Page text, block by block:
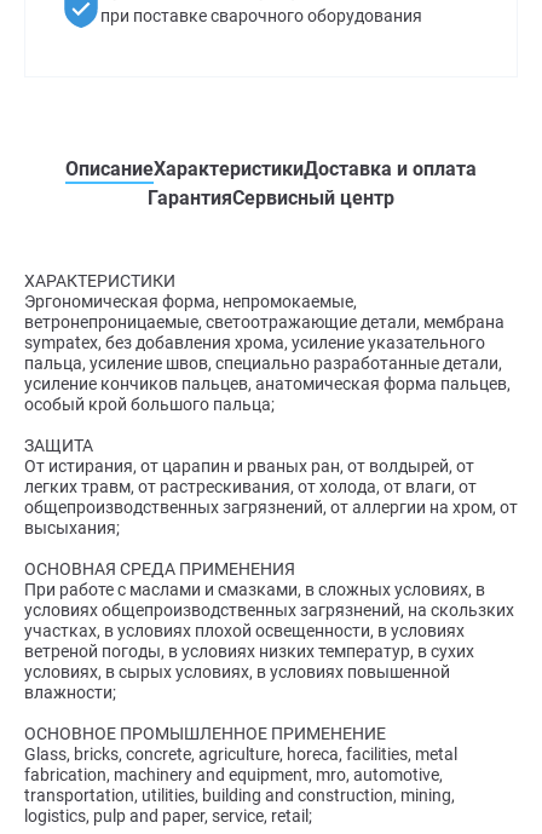
при поставке сварочного оборудования
ОписаниеХарактеристикиДоставка и оплата
ГарантияСервисный центр
ХАРАКТЕРИСТИКИ
Эргономическая форма, непромокаемые,
ветронепроницаемые, светоотражающие детали, мембрана
sympatex, без добавления хрома, усиление указательного
пальца, усиление швов, специально разработанные детали,
усиление кончиков пальцев, анатомическая форма пальцев,
особый крой большого пальца;
ЗАЩИТА
От истирания, от царапин и рваных ран, от волдырей, от
легких травм, от растрескивания, от холода, от влаги, от
общепроизводственных загрязнений, от аллергии на хром, от
высыхания;
ОСНОВНАЯ СРЕДА ПРИМЕНЕНИЯ
При работе с маслами и смазками, в сложных условиях, в
условиях общепроизводственных загрязнений, на скользких
участках, в условиях плохой освещенности, в условиях
ветреной погоды, в условиях низких температур, в сухих
условиях, в сырых условиях, в условиях повышенной
влажности;
ОСНОВНОЕ ПРОМЫШЛЕННОЕ ПРИМЕНЕНИЕ
Glass, bricks, concrete, agriculture, horeca, facilities, metal
fabrication, machinery and equipment, mro, automotive,
transportation, utilities, building and construction, mining,
logistics, pulp and paper, service, retail;